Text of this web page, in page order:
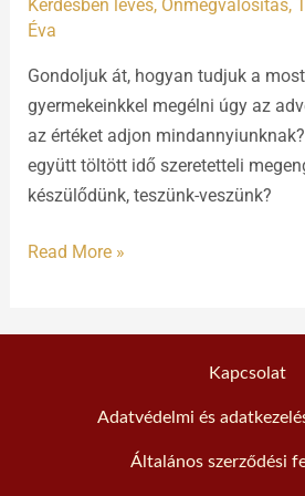
Kérdésben levés, Önmegvalósítás,
Éva
Gondoljuk át, hogyan tudjuk a
gyermekeinkkel megélni úgy az
az értéket adjon
együtt töltött idő szeretetteli
készülődünk, teszünk-veszünk?
Read More »
Kapcsolat
Adatvédelmi és
Általános szerződési